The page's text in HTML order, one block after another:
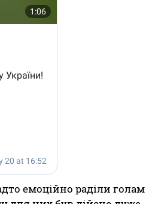
емоційно раділи голам